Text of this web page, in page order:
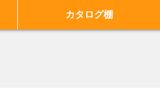
カタログ棚